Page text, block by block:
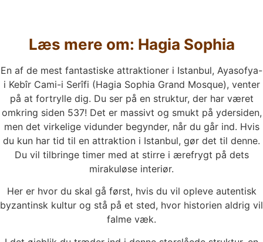
Læs mere om: Hagia Sophia
En af de mest fantastiske attraktioner i Istanbul, Ayasofya-
i Kebîr Cami-i Serîfi (Hagia Sophia Grand Mosque), venter
på at fortrylle dig. Du ser på en struktur, der har været
omkring siden 537! Det er massivt og smukt på ydersiden,
men det virkelige vidunder begynder, når du går ind. Hvis
du kun har tid til en attraktion i Istanbul, gør det til denne.
Du vil tilbringe timer med at stirre i ærefrygt på dets
mirakuløse interiør.
Her er hvor du skal gå først, hvis du vil opleve autentisk
byzantinsk kultur og stå på et sted, hvor historien aldrig vil
falme væk.